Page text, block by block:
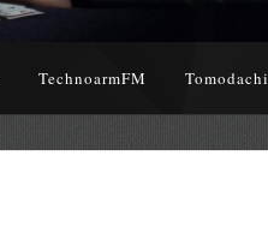
TechnoarmFM Tomodachi